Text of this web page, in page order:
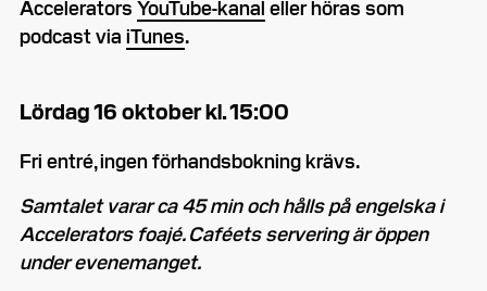
Accelerators YouTube-kanal eller höras som
podcast via iTunes.
Lördag 16 oktober kl. 15:00
Fri entré, ingen förhandsbokning krävs.
Samtalet varar ca 45 min och hålls på engelska i
Accelerators foajé. Caféets servering är öppen
under evenemanget.